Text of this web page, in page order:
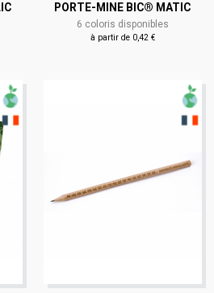
PORTE-MINE BIC® MATIC
6 coloris disponibles
à partir de 0,42 €